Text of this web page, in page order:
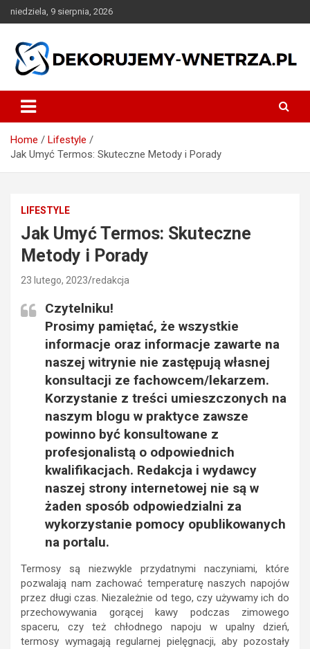
Skip
to
niedziela, 9 sierpnia, 2026
dekorujemy-wnetrza.pl
Home
Lifestyle
Jak Umyć Termos: Skuteczne Metody i Porady
LIFESTYLE
Jak Umyć Termos: Skuteczne
Metody i Porady
23 lutego, 2023 redakcja
Czytelniku!
Prosimy pamiętać, że wszystkie
informacje oraz informacje zawarte na
naszej witrynie nie zastępują własnej
konsultacji ze fachowcem/lekarzem.
Korzystanie z treści umieszczonych na
naszym blogu w praktyce zawsze
powinno być konsultowane z
profesjonalistą o odpowiednich
kwalifikacjach. Redakcja i wydawcy
naszej strony internetowej nie są w
żaden sposób odpowiedzialni za
wykorzystanie pomocy opublikowanych
na portalu.
Termosy są niezwykle przydatnymi naczyniami, które
pozwalają nam zachować temperaturę naszych napojów
przez długi czas. Niezależnie od tego, czy używamy ich do
przechowywania gorącej kawy podczas zimowego
spaceru, czy też chłodnego napoju w upalny dzień,
termosy wymagają regularnej pielęgnacji, aby pozostały